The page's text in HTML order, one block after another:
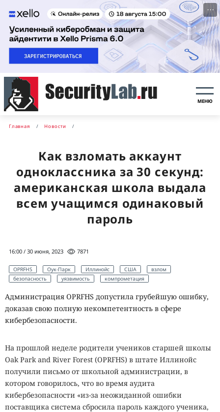
···
МЕНЮ
Главная Новости
Как взломать аккаунт
одноклассника за 30 секунд:
американская школа выдала
всем учащимся одинаковый
пароль
16:00 / 30 июня, 2023 7871
OPRFHS Оук-Парк Иллинойс США
взлом
безопасность
уязвимость компрометация
Администрация OPRFHS допустила грубейшую ошибку,
доказав свою полную некомпетентность в сфере
кибербезопасности.
На прошлой неделе родители учеников старшей школы
Oak Park and River Forest (OPRFHS) в штате Иллинойс
получили письмо от школьной администрации, в
котором говорилось, что во время аудита
кибербезопасности «из-за неожиданной ошибки
поставщика система сбросила пароль каждого ученика,